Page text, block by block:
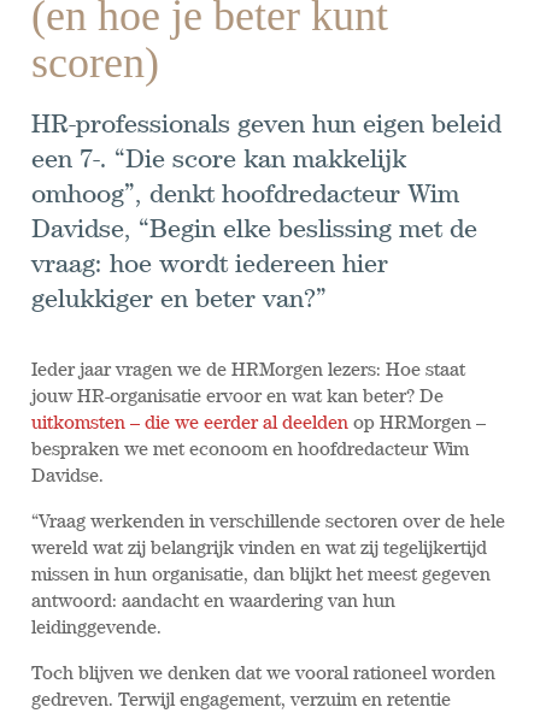
(en hoe je beter kunt
scoren)
HR-professionals geven hun eigen beleid
een 7-. “Die score kan makkelijk
omhoog”, denkt hoofdredacteur Wim
Davidse, “Begin elke beslissing met de
vraag: hoe wordt iedereen hier
gelukkiger en beter van?”
Ieder jaar vragen we de HRMorgen lezers: Hoe staat
jouw HR-organisatie ervoor en wat kan beter? De
uitkomsten – die we eerder al deelden op HRMorgen –
bespraken we met econoom en hoofdredacteur Wim
Davidse.
“Vraag werkenden in verschillende sectoren over de hele
wereld wat zij belangrijk vinden en wat zij tegelijkertijd
missen in hun organisatie, dan blijkt het meest gegeven
antwoord: aandacht en waardering van hun
leidinggevende.
Toch blijven we denken dat we vooral rationeel worden
gedreven. Terwijl engagement, verzuim en retentie